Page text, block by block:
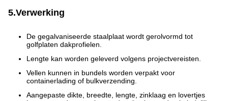
5.Verwerking
De gegalvaniseerde staalplaat wordt gerolvormd tot
golfplaten dakprofielen.
Lengte kan worden geleverd volgens projectvereisten.
Vellen kunnen in bundels worden verpakt voor
containerlading of bulkverzending.
Aangepaste dikte, breedte, lengte, zinklaag en lovertjes